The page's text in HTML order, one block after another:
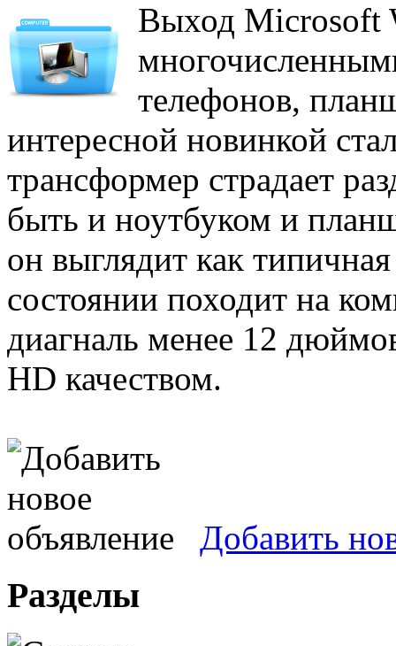
Выход Microsoft
телефонов,
интересной новинкой
трансформер страдает
быть и ноутбуком и
он выглядит как
состоянии походит на
диагналь менее 12
HD качеством.
Добавить
Разделы